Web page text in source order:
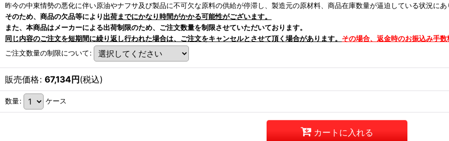
昨今の中東情勢の悪化に伴い原油やナフサ及び製品に不可欠な原料の供給が停滞し、製造元の原材料、商品在庫数量が逼迫している状況にあ
そのため、商品の欠品等により 出荷までにかなり時間がかかる可能性がございます。
また、本商品はメーカーによる出荷制限のため、ご注文数量を制限させていただいております。
同じ内容のご注文を短期間に繰り返し行われた場合は、ご注文をキャンセルとさせて頂く場合があります。 その場合、返金時のお振込み手
ご注文数量の制限について:
販売価格: 67,134円(税込)
数量: ケース
カートに入れる